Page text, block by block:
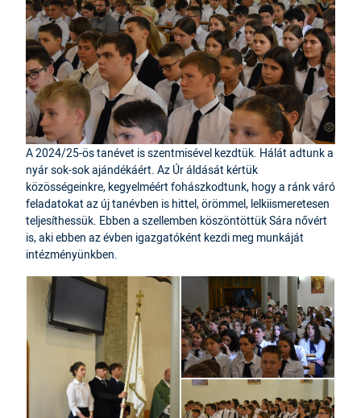
A 2024/25-ös tanévet is szentmisével kezdtük. Hálát adtunk a
nyár sok-sok ajándékáért. Az Úr áldását kértük
közösségeinkre, kegyelméért fohászkodtunk, hogy a ránk váró
feladatokat az új tanévben is hittel, örömmel, lelkiismeretesen
teljesíthessük. Ebben a szellemben köszöntöttük Sára nővért
is, aki ebben az évben igazgatóként kezdi meg munkáját
intézményünkben.